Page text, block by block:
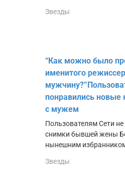
Звезды
“Как можно было
именитого
понравились новые
с мужем
Пользователям Сети
снимки бывшей жены
нынешним
Звезды